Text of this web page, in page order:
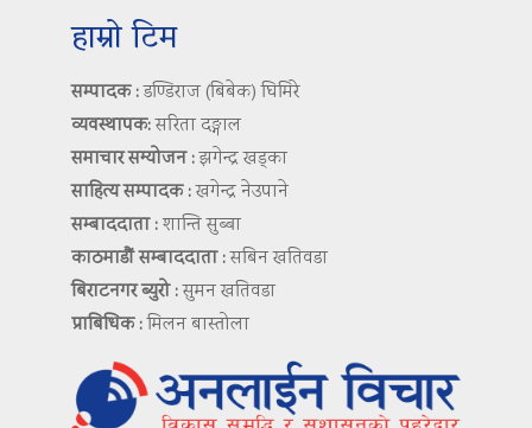
हाम्रो टिम
सम्पादक :डण्डिराज (बिबेक) घिमिरे
व्यवस्थापक:सरिता दङ्गाल
समाचार सम्योजन :झगेन्द्र खड्का
साहित्य सम्पादक :खगेन्द्र नेउपाने
सम्बाददाता :शान्ति सुब्बा
काठमाडौं सम्बाददाता :सबिन खतिवडा
बिराटनगर ब्युरो :सुमन खतिवडा
प्राबिधिक :मिलन बास्तोला